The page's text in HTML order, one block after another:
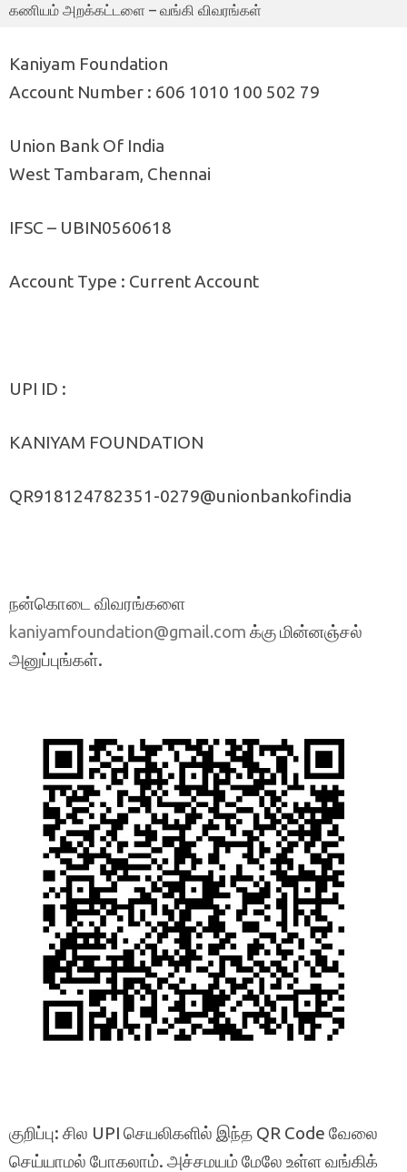
கணியம் அறக்கட்டளை – வங்கி விவரங்கள்
Kaniyam Foundation
Account Number : 606 1010 100 502 79
Union Bank Of India
West Tambaram, Chennai
IFSC – UBIN0560618
Account Type : Current Account
UPI ID :
KANIYAM FOUNDATION
QR918124782351-0279@unionbankofindia
நன்கொடை விவரங்களை
kaniyamfoundation@gmail.com க்கு மின்னஞ்சல்
அனுப்புங்கள்.
குறிப்பு: சில UPI செயலிகளில் இந்த QR Code வேலை
செய்யாமல் போகலாம். அச்சமயம் மேலே உள்ள வங்கிக்